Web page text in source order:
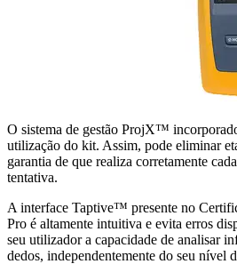
O sistema de gestão ProjX™
utilização do kit. Assim, pode eliminar
garantia de que realiza corretamente
tentativa.
A interface Taptive™ presente no
Pro é altamente intuitiva e evita erros
seu utilizador a capacidade de analisar
dedos, independentemente do seu nível